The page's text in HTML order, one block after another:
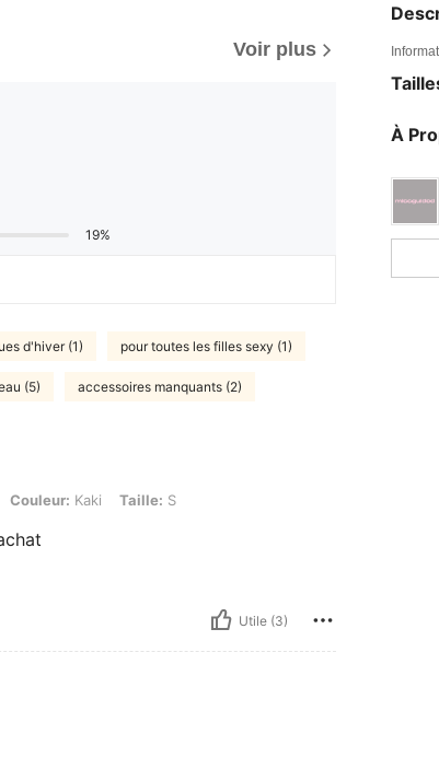
Voir plus
19%
d'hiver (1) pour toutes les filles sexy (1)
(5) accessoires manquants (2)
Taille: S
Couleur: Kaki Taille: S
Utile (3)
À